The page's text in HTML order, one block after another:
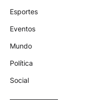
Esportes
Eventos
Mundo
Política
Social